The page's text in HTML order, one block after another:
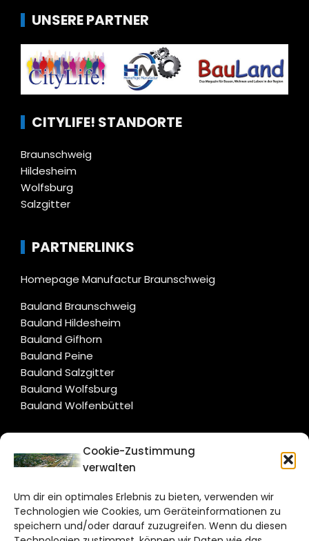
Cookie-Zustimmung
verwalten
Um dir ein optimales Erlebnis zu bieten, verwenden wir
Technologien wie Cookies, um Geräteinformationen zu
speichern und/oder darauf zuzugreifen. Wenn du diesen
UNSERE PARTNER
CITYLIFE! STANDORTE
Braunschweig
Hildesheim
Wolfsburg
Salzgitter
PARTNERLINKS
Homepage Manufactur Braunschweig
Bauland Braunschweig
Bauland Hildesheim
Bauland Gifhorn
Bauland Peine
Bauland Salzgitter
Bauland Wolfsburg
Bauland Wolfenbüttel
CITYLIFE!
Bruchtorwall 12
38100 Braunschweig